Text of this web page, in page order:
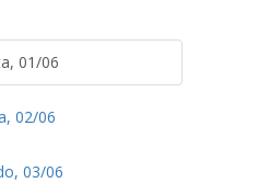
01/06
02/06
03/06